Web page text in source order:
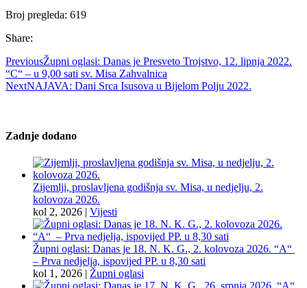
Broj pregleda: 619
Share:
PreviousŽupni oglasi: Danas je Presveto Trojstvo, 12. lipnja 2022.
“C“ – u 9,00 sati sv. Misa Zahvalnica
NextNAJAVA: Dani Srca Isusova u Bijelom Polju 2022.
Zadnje dodano
Zijemlji, proslavljena godišnja sv. Misa, u nedjelju, 2.
kolovoza 2026.
kol 2, 2026 | Vijesti
Župni oglasi: Danas je 18. N. K. G., 2. kolovoza 2026. “A“
– Prva nedjelja, ispovijed PP. u 8,30 sati
kol 1, 2026 | Župni oglasi